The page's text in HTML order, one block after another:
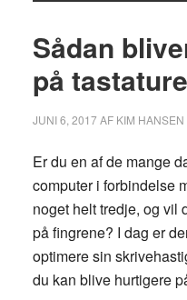
Sådan
på
JUNI 6, 2017AF KIM HANSEN
Er du en af de mange
computer i forbindelse
noget helt tredje, og
på fingrene? I dag er
optimere sin
du kan blive hurtigere